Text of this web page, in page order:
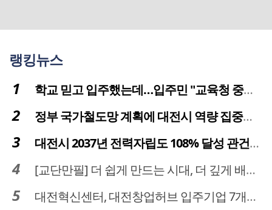
랭킹뉴스
학교 믿고 입주했는데…입주민 "교육청 중재 나서라"
정부 국가철도망 계획에 대전시 역량 집중해야
대전시 2037년 전력자립도 108% 달성 관건은 '주민 수용성'
[교단만필] 더 쉽게 만드는 시대, 더 깊게 배우는 교육
대전혁신센터, 대전창업허브 입주기업 7개사 모집